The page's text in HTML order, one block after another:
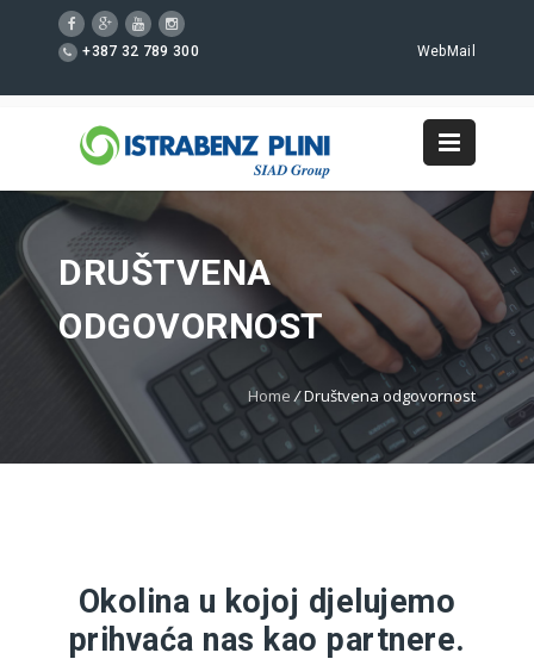
+387 32 789 300 WebMail
DRUŠTVENA
ODGOVORNOST
Home /Društvena odgovornost
Okolina u kojoj djelujemo
prihvaća nas kao partnere.